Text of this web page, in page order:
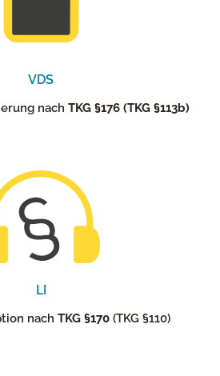
VDS
nach TKG §176 (TKG §113b)
LI
nach TKG §170(TKG §110)